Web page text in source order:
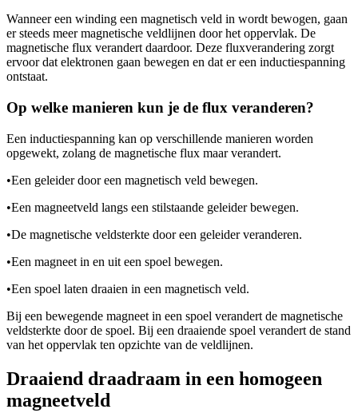
Wanneer een winding een magnetisch veld in wordt bewogen, gaan
er steeds meer magnetische veldlijnen door het oppervlak. De
magnetische flux verandert daardoor. Deze fluxverandering zorgt
ervoor dat elektronen gaan bewegen en dat er een inductiespanning
ontstaat.
Op welke manieren kun je de flux veranderen?
Een inductiespanning kan op verschillende manieren worden
opgewekt, zolang de magnetische flux maar verandert.
•Een geleider door een magnetisch veld bewegen.
•Een magneetveld langs een stilstaande geleider bewegen.
•De magnetische veldsterkte door een geleider veranderen.
•Een magneet in en uit een spoel bewegen.
•Een spoel laten draaien in een magnetisch veld.
Bij een bewegende magneet in een spoel verandert de magnetische
veldsterkte door de spoel. Bij een draaiende spoel verandert de stand
van het oppervlak ten opzichte van de veldlijnen.
Draaiend draadraam in een homogeen
magneetveld